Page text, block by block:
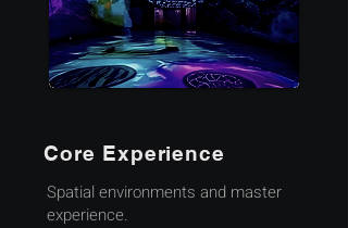
Core Experience
Spatial environments and master
experience.